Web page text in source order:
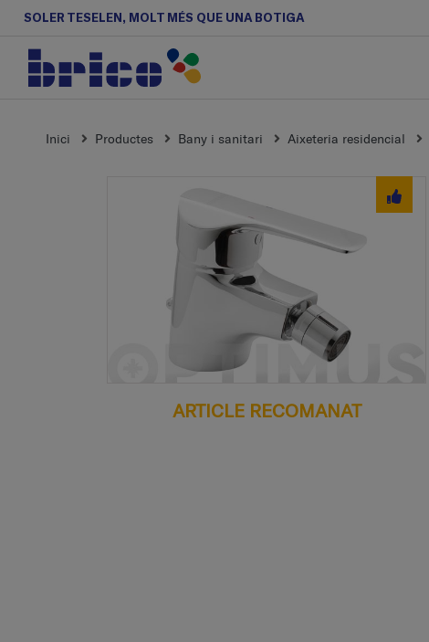
SOLER TESELEN, MOLT MÉS QUE UNA BOTIGA
Inici Productes Bany i sanitari Aixeteria residencial
ARTICLE RECOMANAT